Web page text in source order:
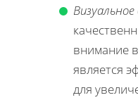
внимание
является
для